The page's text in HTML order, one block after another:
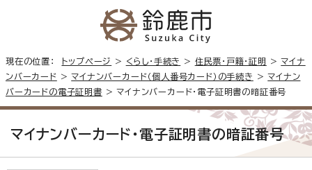
現在の位置： トップページ > くらし・手続き > 住民票・戸籍・証明 >マイナ
ンバーカード
>マイナンバーカード（個人番号カード）の手続き >マイナン
バーカードの電子証明書 > マイナンバーカード・電子証明書の暗証番号
マイナンバーカード・電子証明書の暗証番号